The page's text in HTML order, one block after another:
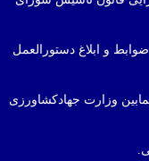
و ابلاغ دستورالعمل
وزارت جهادکشاورزی